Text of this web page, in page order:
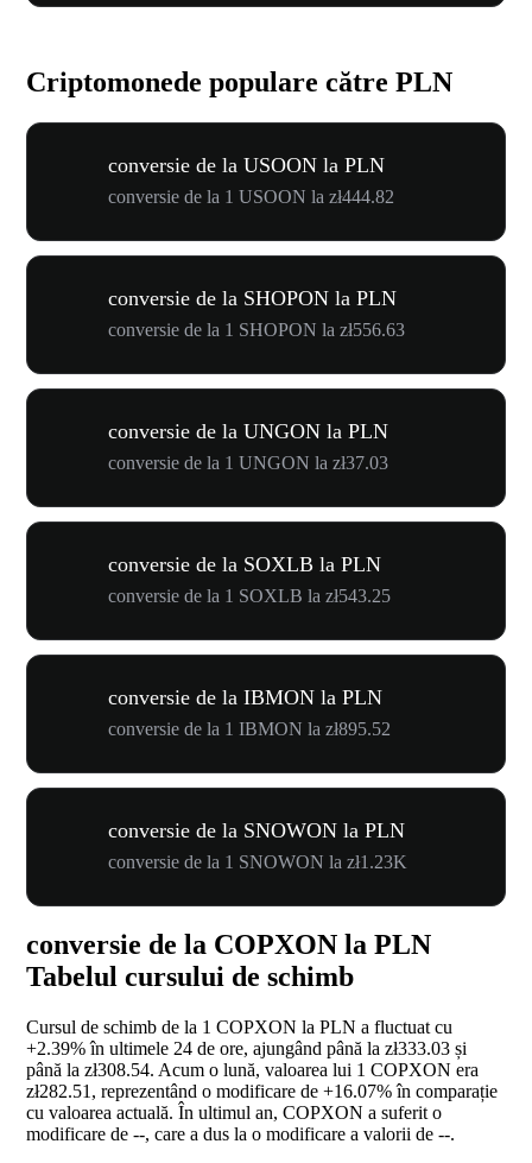
Criptomonede populare către PLN
conversie de la USOON la PLN
conversie de la 1 USOON la zł444.82
conversie de la SHOPON la PLN
conversie de la 1 SHOPON la zł556.63
conversie de la UNGON la PLN
conversie de la 1 UNGON la zł37.03
conversie de la SOXLB la PLN
conversie de la 1 SOXLB la zł543.25
conversie de la IBMON la PLN
conversie de la 1 IBMON la zł895.52
conversie de la SNOWON la PLN
conversie de la 1 SNOWON la zł1.23K
conversie de la COPXON la PLN
Tabelul cursului de schimb
Cursul de schimb de la 1 COPXON la PLN a fluctuat cu
+2.39%în ultimele 24 de ore, ajungând până la zł333.03 și
până la zł308.54. Acum o lună, valoarea lui 1 COPXON era
zł282.51, reprezentând o modificare de +16.07%în comparație
cu valoarea actuală. În ultimul an, COPXON a suferit o
modificare de --, care a dus la o modificare a valorii de --.